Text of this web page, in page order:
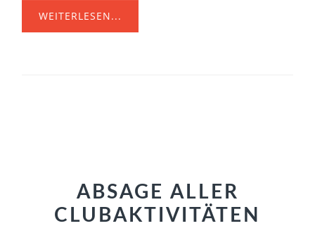
WEITERLESEN...
ABSAGE ALLER
CLUBAKTIVITÄTEN